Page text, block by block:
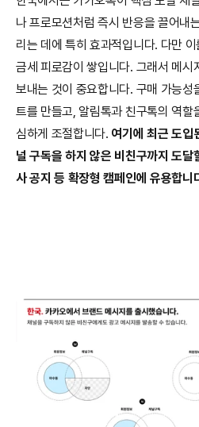
나 프로모션처럼 즉시 반응을 끌어내
리는 데에 특히 효과적입니다. 다만
금세 피로감이 쌓입니다. 그래서 메시
보내는 것이 중요합니다. 구매 가능성
트를 만들고, 알림톡과 친구톡의 역할
심하게 조절합니다. 여기에 최근 도입
널 구독을 하지 않은 비친구까지 도달
사 공지 등 확장형 캠페인에 유용합니